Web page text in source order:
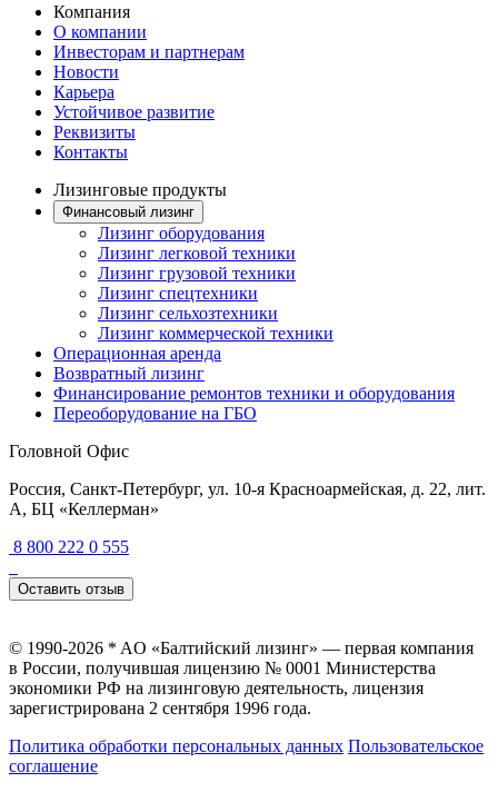
Компания
О компании
Инвесторам и партнерам
Новости
Карьера
Устойчивое развитие
Реквизиты
Контакты
Лизинговые продукты
Финансовый лизинг
Лизинг оборудования
Лизинг легковой техники
Лизинг грузовой техники
Лизинг спецтехники
Лизинг сельхозтехники
Лизинг коммерческой техники
Операционная аренда
Возвратный лизинг
Финансирование ремонтов техники и оборудования
Переоборудование на ГБО
Головной Офис
Россия, Санкт-Петербург, ул. 10-я Красноармейская, д. 22, лит.
А, БЦ «Келлерман»
8 800 222 0 555
Оставить отзыв
© 1990-2026 * AO «Балтийский лизинг» — первая компания
в России, получившая лицензию № 0001 Министерства
экономики РФ на лизинговую деятельность, лицензия
зарегистрирована 2 сентября 1996 года.
Политика обработки персональных данных Пользовательское
соглашение